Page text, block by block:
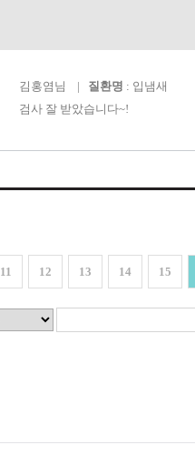
김홍염 님 | 질환명 : 입냄새
검사 잘 받았습니다~!
11 12 13 14 15